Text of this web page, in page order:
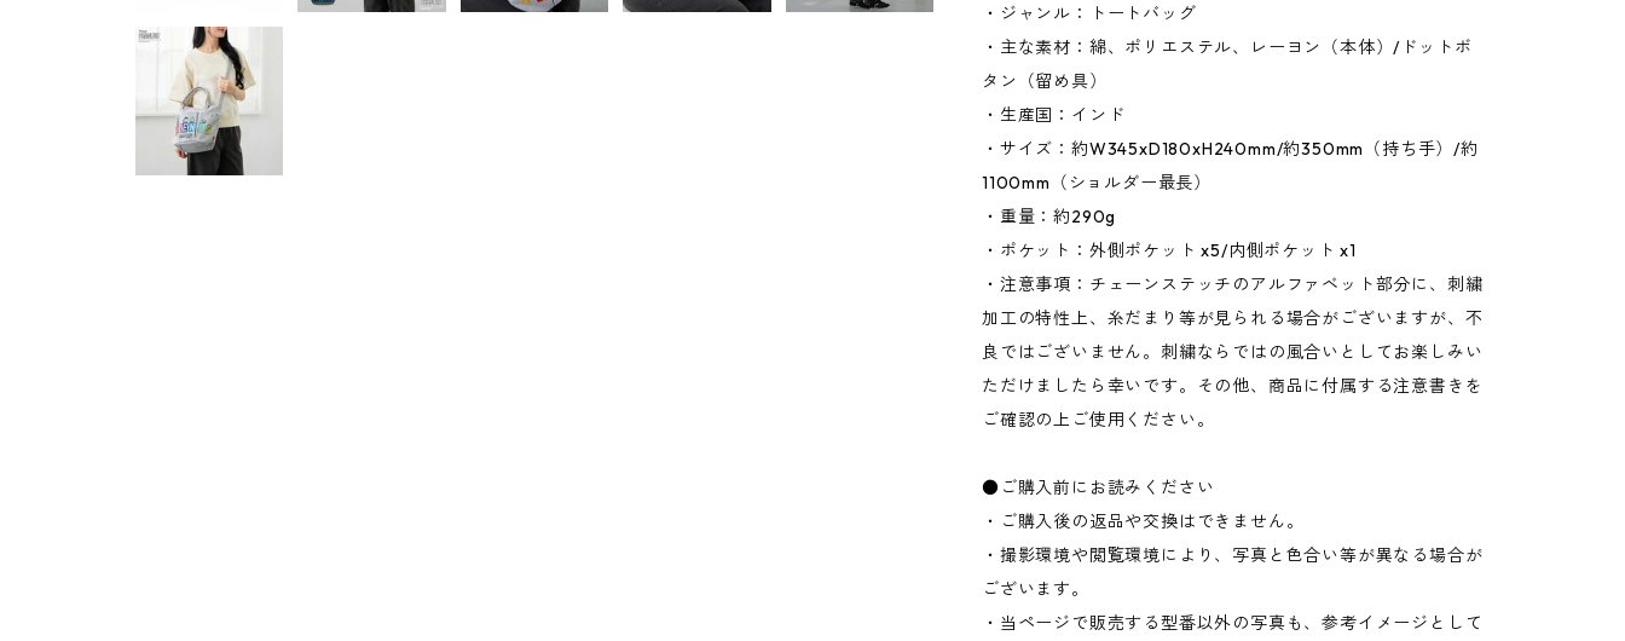
・ジャンル：トートバッグ
・主な素材：綿、ポリエステル、レーヨン（本体）/ドットボ
タン（留め具）
・生産国：インド
・サイズ：約W345xD180xH240mm/約350mm（持ち手）/約
1100mm（ショルダー最長）
・重量：約290g
・ポケット：外側ポケット x5/内側ポケット x1
・注意事項：チェーンステッチのアルファベット部分に、刺繍
加工の特性上、糸だまり等が見られる場合がございますが、不
良ではございません。刺繍ならではの風合いとしてお楽しみい
ただけましたら幸いです。その他、商品に付属する注意書きを
ご確認の上ご使用ください。
●ご購入前にお読みください
・ご購入後の返品や交換はできません。
・撮影環境や閲覧環境により、写真と色合い等が異なる場合が
ございます。
・当ページで販売する型番以外の写真も、参考イメージとして